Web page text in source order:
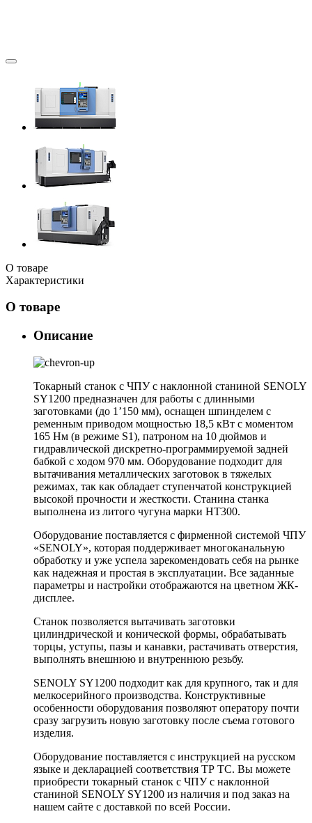
О товаре
Характеристики
О товаре
Описание
Токарный станок с ЧПУ с наклонной станиной SENOLY
SY1200 предназначен для работы с длинными
заготовками (до 1’150 мм), оснащен шпинделем с
ременным приводом мощностью 18,5 кВт с моментом
165 Нм (в режиме S1), патроном на 10 дюймов и
гидравлической дискретно-программируемой задней
бабкой с ходом 970 мм. Оборудование подходит для
вытачивания металлических заготовок в тяжелых
режимах, так как обладает ступенчатой конструкцией
высокой прочности и жесткости. Станина станка
выполнена из литого чугуна марки HT300.
Оборудование поставляется с фирменной системой ЧПУ
«SENOLY», которая поддерживает многоканальную
обработку и уже успела зарекомендовать себя на рынке
как надежная и простая в эксплуатации. Все заданные
параметры и настройки отображаются на цветном ЖК-
дисплее.
Станок позволяется вытачивать заготовки
цилиндрической и конической формы, обрабатывать
торцы, уступы, пазы и канавки, растачивать отверстия,
выполнять внешнюю и внутреннюю резьбу.
SENOLY SY1200 подходит как для крупного, так и для
мелкосерийного производства. Конструктивные
особенности оборудования позволяют оператору почти
сразу загрузить новую заготовку после съема готового
изделия.
Оборудование поставляется с инструкцией на русском
языке и декларацией соответствия ТР ТС. Вы можете
приобрести токарный станок с ЧПУ с наклонной
станиной SENOLY SY1200 из наличия и под заказ на
нашем сайте с доставкой по всей России.